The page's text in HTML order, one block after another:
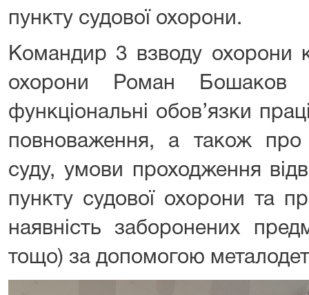
пункту судової охорони.
Командир 3 взводу охорони
охорони Роман Бошаков
функціональні обов’язки
повноваження, а також
суду, умови проходження
пункту судової охорони та
наявність заборонених
тощо) за допомогою